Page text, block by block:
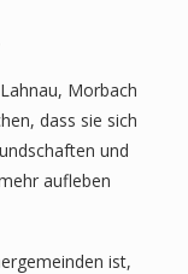
Morbach
dass sie sich
und
aufleben
ist,